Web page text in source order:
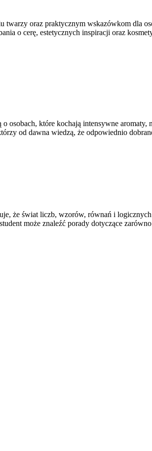
oraz praktycznym wskazówkom dla
o cerę, estetycznych inspiracji oraz
osobach, które kochają intensywne
od dawna wiedzą, że odpowiednio
że świat liczb, wzorów, równań i
może znaleźć porady dotyczące